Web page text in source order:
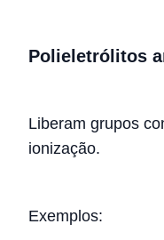
Polieletrólitos
Liberam grupos
ionização.
Exemplos: